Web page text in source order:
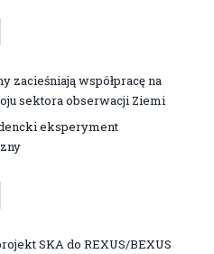
zacieśniają współpracę na
sektora obserwacji Ziemi
eksperyment
SKA do REXUS/BEXUS